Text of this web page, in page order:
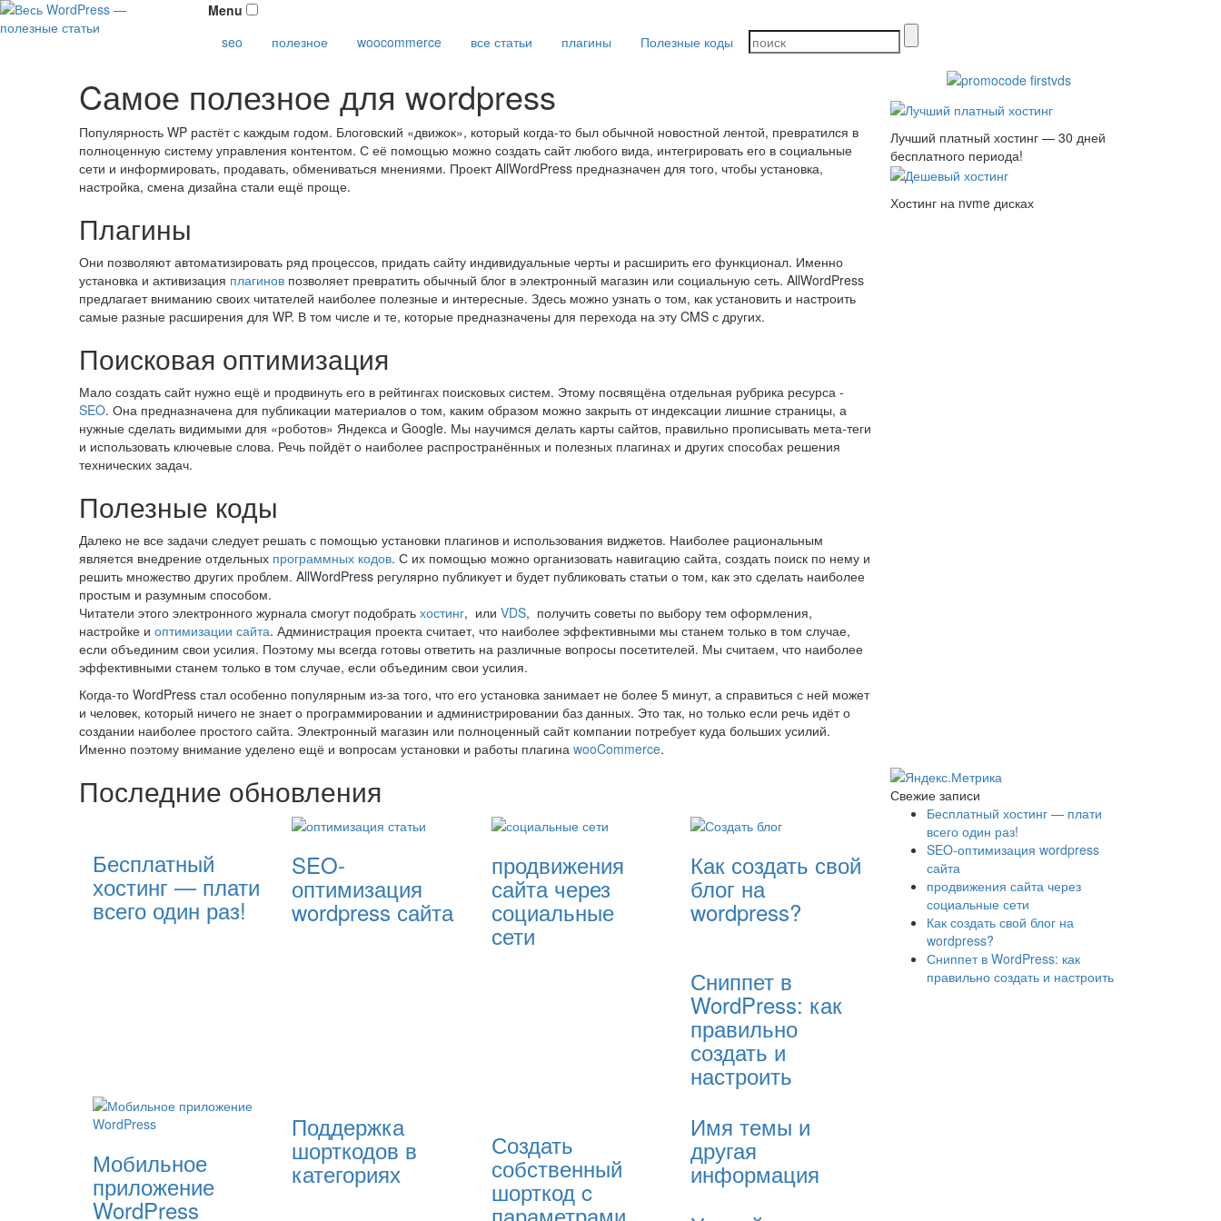
Menu
seo
полезное woocommerce все статьи плагины Полезные коды
Cамое полезное для wordpress
Популярность WP растёт с каждым годом. Блоговский «движок», который когда-то был обычной новостной лентой, превратился в
полноценную систему управления контентом. С её помощью можно создать сайт любого вида, интегрировать его в социальные
сети и информировать, продавать, обмениваться мнениями. Проект AllWordPress предназначен для того, чтобы установка,
настройка, смена дизайна стали ещё проще.
Плагины
Они позволяют автоматизировать ряд процессов, придать сайту индивидуальные черты и расширить его функционал. Именно
установка и активизация плагинов позволяет превратить обычный блог в электронный магазин или социальную сеть. AllWordPress
предлагает вниманию своих читателей наиболее полезные и интересные. Здесь можно узнать о том, как установить и настроить
самые разные расширения для WP. В том числе и те, которые предназначены для перехода на эту CMS с других.
Поисковая оптимизация
Мало создать сайт нужно ещё и продвинуть его в рейтингах поисковых систем. Этому посвящёна отдельная рубрика ресурса -
SEO. Она предназначена для публикации материалов о том, каким образом можно закрыть от индексации лишние страницы, а
нужные сделать видимыми для «роботов» Яндекса и Google. Мы научимся делать карты сайтов, правильно прописывать мета-теги
и использовать ключевые слова. Речь пойдёт о наиболее распространённых и полезных плагинах и других способах решения
технических задач.
Полезные коды
Далеко не все задачи следует решать с помощью установки плагинов и использования виджетов. Наиболее рациональным
является внедрение отдельных программных кодов. С их помощью можно организовать навигацию сайта, создать поиск по нему и
решить множество других проблем. AllWordPress регулярно публикует и будет публиковать статьи о том, как это сделать наиболее
простым и разумным способом.
Читатели этого электронного журнала смогут подобрать хостинг, или VDS, получить советы по выбору тем оформления,
настройке и оптимизации сайта. Администрация проекта считает, что наиболее эффективными мы станем только в том случае,
если объединим свои усилия. Поэтому мы всегда готовы ответить на различные вопросы посетителей. Мы считаем, что наиболее
эффективными станем только в том случае, если объединим свои усилия.
Когда-то WordPress стал особенно популярным из-за того, что его установка занимает не более 5 минут, а справиться с ней может
и человек, который ничего не знает о программировании и администрировании баз данных. Это так, но только если речь идёт о
создании наиболее простого сайта. Электронный магазин или полноценный сайт компании потребует куда больших усилий.
Именно поэтому внимание уделено ещё и вопросам установки и работы плагина wooCommerce.
Последние обновления
Бесплатный
хостинг — плати
всего один раз!
SEO-
оптимизация
wordpress сайта
продвижения
сайта через
социальные
сети
Как создать свой
блог на
wordpress?
Сниппет в
WordPress: как
правильно
создать и
настроить
Мобильное
приложение
WordPress
Поддержка
шорткодов в
категориях
Создать
собственный
шорткод c
Имя темы и
другая
информация
Лучший платный хостинг — 30 дней
бесплатного периода!
Хостинг на nvme дисках
Свежие записи
Бесплатный хостинг — плати
всего один раз!
SEO-оптимизация wordpress
сайта
продвижения сайта через
социальные сети
Как создать свой блог на
wordpress?
Сниппет в WordPress: как
правильно создать и настроить